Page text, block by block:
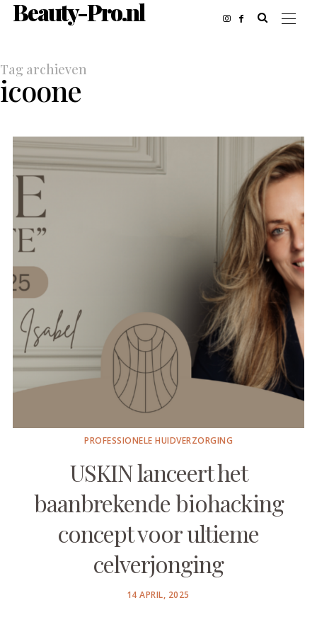
Beauty-Pro.nl
Tag archieven
icoone
PROFESSIONELE HUIDVERZORGING
USKIN lanceert het
baanbrekende biohacking
concept voor ultieme
celverjonging
POSTED
14 APRIL, 2025